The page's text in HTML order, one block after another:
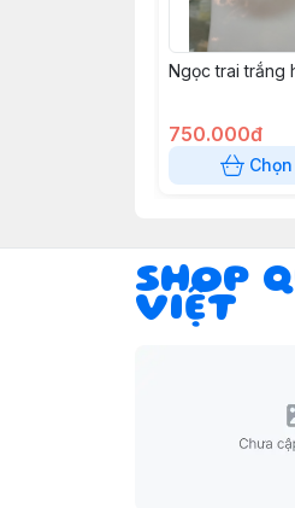
Ngọc trai trắng
750.000đ
SHOP
VIỆT